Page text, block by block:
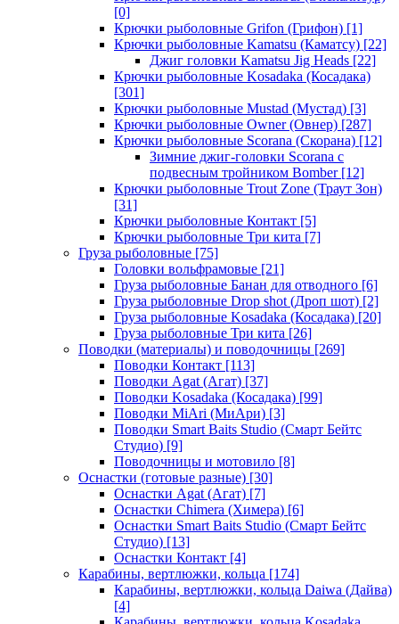
[0]
Крючки рыболовные Grifon (Грифон) [1]
Крючки рыболовные Kamatsu (Каматсу) [22]
Джиг головки Kamatsu Jig Heads [22]
Крючки рыболовные Kosadaka (Косадака)
[301]
Крючки рыболовные Mustad (Мустад) [3]
Крючки рыболовные Owner (Овнер) [287]
Крючки рыболовные Scorana (Скорана) [12]
Зимние джиг-головки Scorana с
подвесным тройником Bomber[12]
Крючки рыболовные Trout Zone (Траут Зон)
[31]
Крючки рыболовные Контакт [5]
Крючки рыболовные Три кита [7]
Груза рыболовные [75]
Головки вольфрамовые [21]
Груза рыболовные Банан для отводного [6]
Груза рыболовные Drop shot (Дроп шот) [2]
Груза рыболовные Kosadaka (Косадака) [20]
Груза рыболовные Три кита [26]
Поводки (материалы) и поводочницы [269]
Поводки Контакт [113]
Поводки Agat (Агат) [37]
Поводки Kosadaka (Косадака) [99]
Поводки MiAri (МиАри) [3]
Поводки Smart Baits Studio (Смарт Бейтс
Студио) [9]
Поводочницы и мотовило [8]
Оснастки (готовые разные) [30]
Оснастки Agat (Агат) [7]
Оснастки Chimera (Химера) [6]
Оснастки Smart Baits Studio (Смарт Бейтс
Студио) [13]
Оснастки Контакт [4]
Карабины, вертлюжки, кольца [174]
Карабины, вертлюжки, кольца Daiwa (Дайва)
[4]